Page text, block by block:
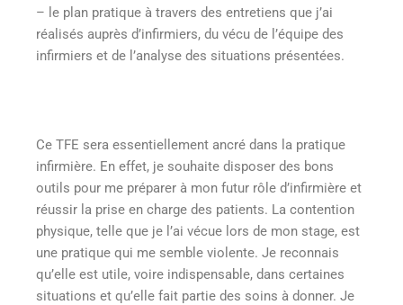
– le plan pratique à travers des entretiens que j’ai
réalisés auprès d’infirmiers, du vécu de l’équipe des
infirmiers et de l’analyse des situations présentées.
Ce TFE sera essentiellement ancré dans la pratique
infirmière. En effet, je souhaite disposer des bons
outils pour me préparer à mon futur rôle d’infirmière et
réussir la prise en charge des patients. La contention
physique, telle que je l’ai vécue lors de mon stage, est
une pratique qui me semble violente. Je reconnais
qu’elle est utile, voire indispensable, dans certaines
situations et qu’elle fait partie des soins à donner. Je